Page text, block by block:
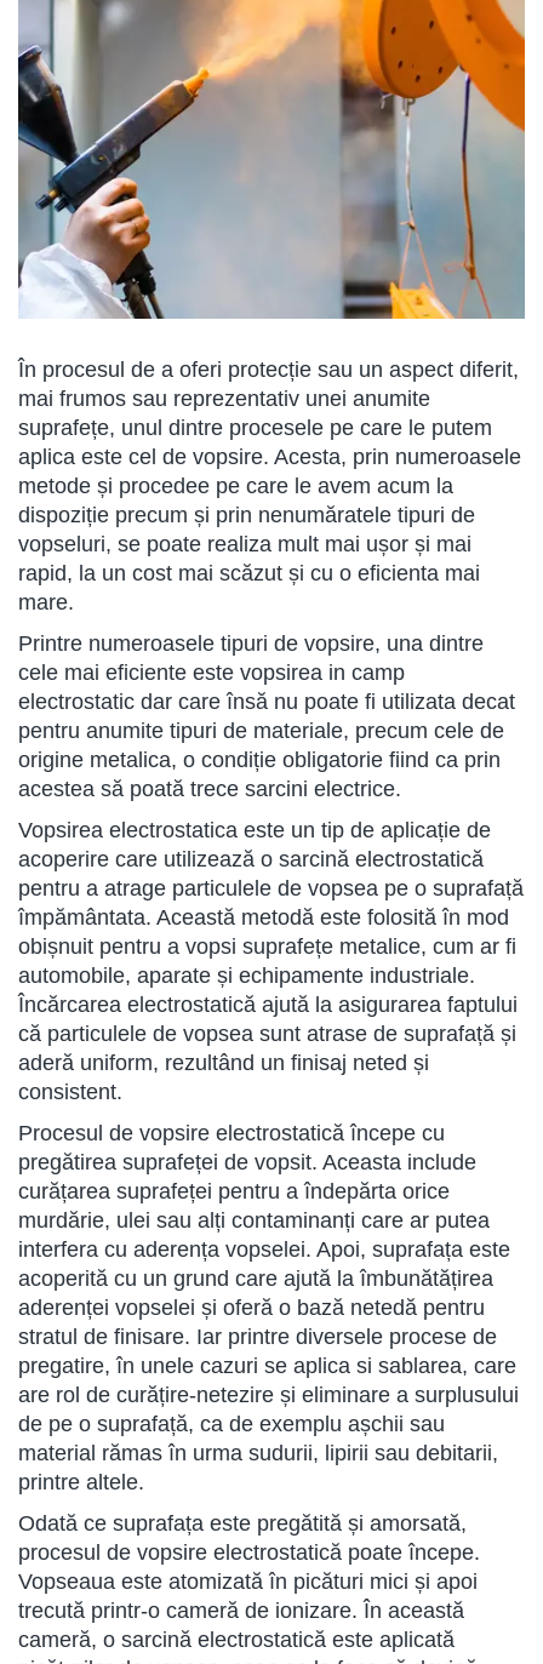
În procesul de a oferi protecție sau un aspect diferit,
mai frumos sau reprezentativ unei anumite
suprafețe, unul dintre procesele pe care le putem
aplica este cel de vopsire. Acesta, prin numeroasele
metode și procedee pe care le avem acum la
dispoziție precum și prin nenumăratele tipuri de
vopseluri, se poate realiza mult mai ușor și mai
rapid, la un cost mai scăzut și cu o eficienta mai
mare.
Printre numeroasele tipuri de vopsire, una dintre
cele mai eficiente este vopsirea in camp
electrostatic dar care însă nu poate fi utilizata decat
pentru anumite tipuri de materiale, precum cele de
origine metalica, o condiție obligatorie fiind ca prin
acestea să poată trece sarcini electrice.
Vopsirea electrostatica este un tip de aplicație de
acoperire care utilizează o sarcină electrostatică
pentru a atrage particulele de vopsea pe o suprafață
împământata. Această metodă este folosită în mod
obișnuit pentru a vopsi suprafețe metalice, cum ar fi
automobile, aparate și echipamente industriale.
Încărcarea electrostatică ajută la asigurarea faptului
că particulele de vopsea sunt atrase de suprafață și
aderă uniform, rezultând un finisaj neted și
consistent.
Procesul de vopsire electrostatică începe cu
pregătirea suprafeței de vopsit. Aceasta include
curățarea suprafeței pentru a îndepărta orice
murdărie, ulei sau alți contaminanți care ar putea
interfera cu aderența vopselei. Apoi, suprafața este
acoperită cu un grund care ajută la îmbunătățirea
aderenței vopselei și oferă o bază netedă pentru
stratul de finisare. Iar printre diversele procese de
pregatire, în unele cazuri se aplica si sablarea, care
are rol de curățire-netezire și eliminare a surplusului
de pe o suprafață, ca de exemplu așchii sau
material rămas în urma sudurii, lipirii sau debitarii,
printre altele.
Odată ce suprafața este pregătită și amorsată,
procesul de vopsire electrostatică poate începe.
Vopseaua este atomizată în picături mici și apoi
trecută printr-o cameră de ionizare. În această
cameră, o sarcină electrostatică este aplicată